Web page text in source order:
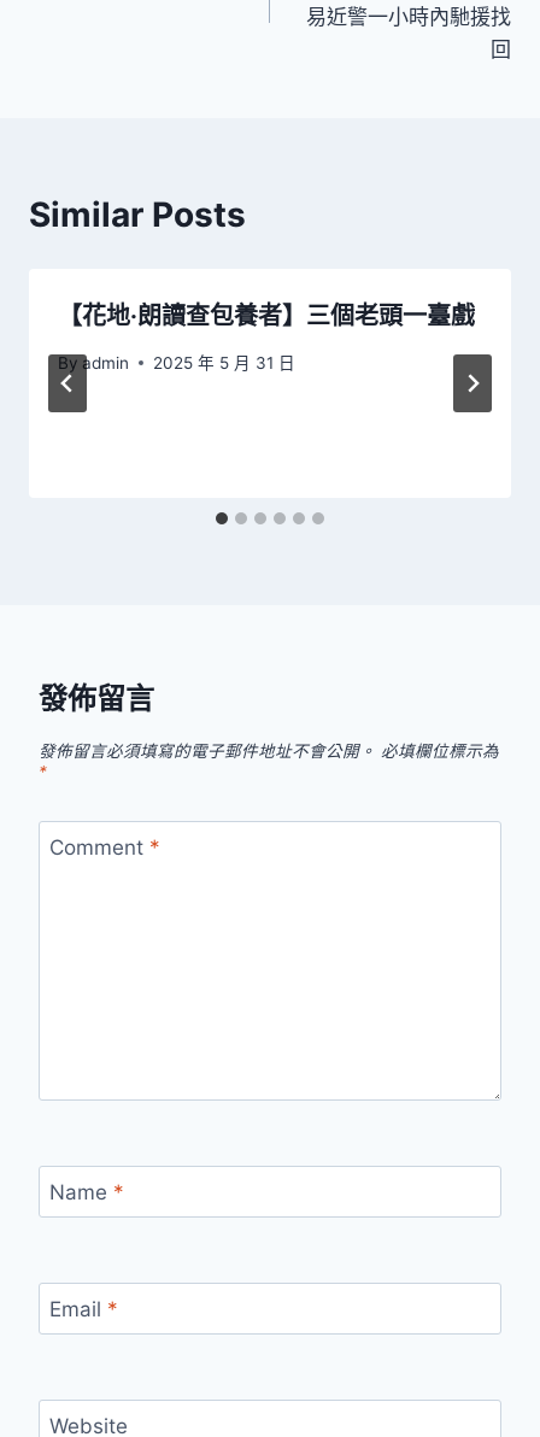
易近警一小時內馳援找
回
Similar Posts
【花地·朗讀查包養者】三個老頭一臺戲
By admin 2025 年 5 月 31 日
發佈留言
發佈留言必須填寫的電子郵件地址不會公開。 必填欄位標示為
*
Comment *
Name *
Email *
Website